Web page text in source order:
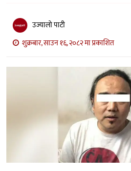
अन्तर्वार्ता
मनोरञ्जन
विज्ञान
अन्य
उज्यालो पाटी
शुक्रबार, साउन १६, २०८२ मा प्रकाशित